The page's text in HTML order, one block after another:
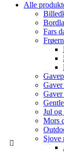
Alle
Fars
Jul
Mors
Sjove